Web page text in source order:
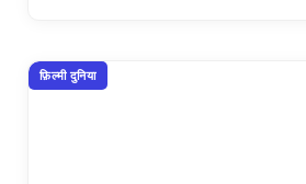
फ़िल्मी दुनिया